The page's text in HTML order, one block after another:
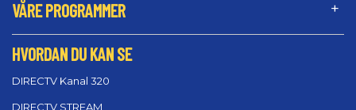
VÅRE PROGRAMMER
HVORDAN DU KAN SE
DIRECTV Kanal 320
DIRECTV STREAM